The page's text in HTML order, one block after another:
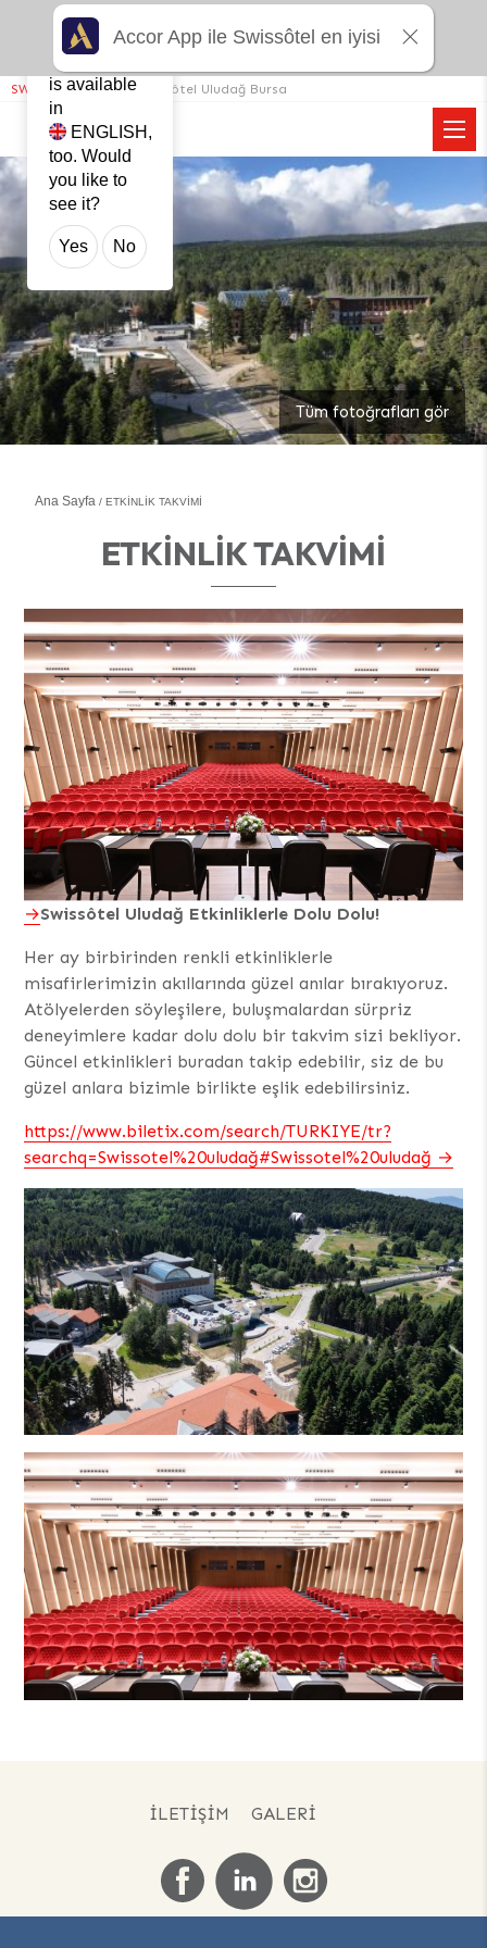
Tüm fotoğrafları gör
Ana Sayfa ETKINLIK TAKVIMI
ETKINLIK TAKVIMI
Swissôtel Uludağ Etkinliklerle Dolu Dolu!
Her ay birbirinden renkli etkinliklerle
misafirlerimizin akıllarında güzel anılar bırakıyoruz.
Atölyelerden söyleşilere, buluşmalardan sürpriz
deneyimlere kadar dolu dolu bir takvim sizi bekliyor.
Güncel etkinlikleri buradan takip edebilir, siz de bu
güzel anlara bizimle birlikte eşlik edebilirsiniz.
https://www.biletix.com/search/TURKIYE/tr?
searchq=Swissotel%20uludağ#Swissotel%20uludağ
İLETIŞIM GALERI
SWISSÔTEL.COM > Swissôtel Uludağ Bursa
X
This website
is available
in
ENGLISH ,
too. Would
you like to
see it?
Yes No
Accor App ile Swissôtel en iyisi